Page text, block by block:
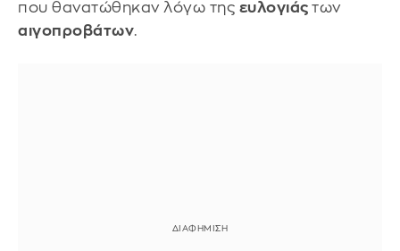
που θανατώθηκαν λόγω της ευλογιάς των
αιγοπροβάτων.